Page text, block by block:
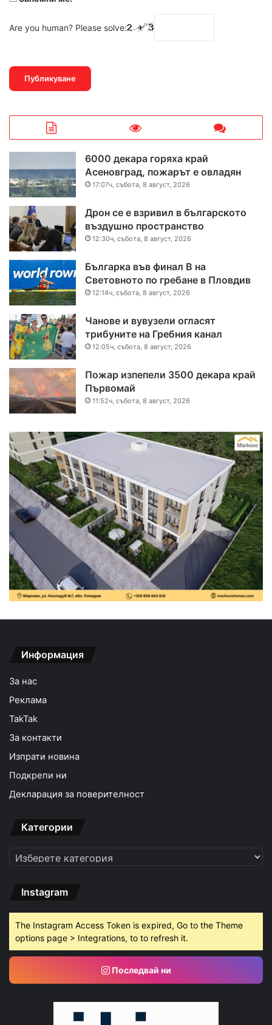
Are you human? Please solve:
6000 декара горяха край
Асеновград, пожарът е овладян
17:07ч, събота, 8 август, 2026
Дрон се е взривил в българското
въздушно пространство
12:30ч, събота, 8 август, 2026
Българка във финал B на
Световното по гребане в Пловдив
12:14ч, събота, 8 август, 2026
Чанове и вувузели огласят
трибуните на Гребния канал
12:05ч, събота, 8 август, 2026
Пожар изпепели 3500 декара край
Първомай
11:52ч, събота, 8 август, 2026
Информация
За нас
Реклама
TakTak
За контакти
Изпрати новина
Подкрепи ни
Декларация за поверителност
Категории
Категории
Instagram
The Instagram Access Token is expired, Go to the Theme
options page > Integrations, to to refresh it.
Последвай ни